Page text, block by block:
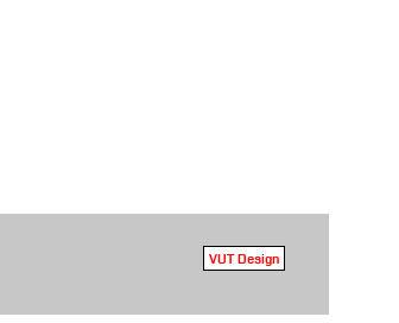
VUT Design